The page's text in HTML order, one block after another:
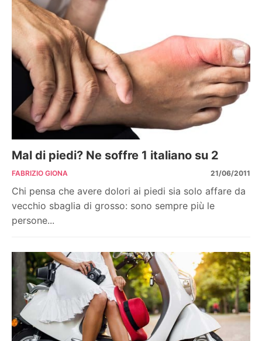
Mal di piedi? Ne soffre 1 italiano su 2
FABRIZIO GIONA 21/06/2011
Chi pensa che avere dolori ai piedi sia solo affare da
vecchio sbaglia di grosso: sono sempre più le
persone...